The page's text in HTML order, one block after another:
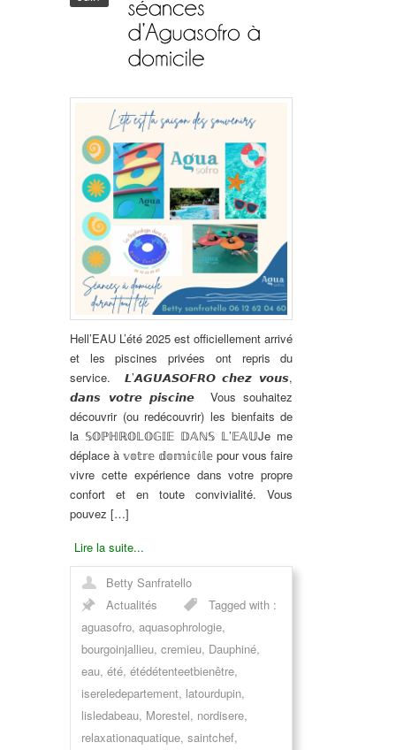
Hell’EAU L’été 2025 est officiellement arrivé
et les piscines privées ont repris du
service.
𝙇’𝘼𝙂𝙐𝘼𝙎𝙊𝙁𝙍𝙊 𝙘𝙝𝙚𝙯 𝙫𝙤𝙪𝙨,
𝙙𝙖𝙣𝙨 𝙫𝙤𝙩𝙧𝙚 𝙥𝙞𝙨𝙘𝙞𝙣𝙚
Vous souhaitez
découvrir (ou redécouvrir) les bienfaits de
la 𝕊𝕆ℙℍℝ𝕆𝕃𝕆𝔾𝕀𝔼 𝔻𝔸ℕ𝕊 𝕃’𝔼𝔸𝕌Je me
déplace à𝕧𝕠𝕥𝕣𝕖 𝕕𝕠𝕞𝕚𝕔𝕚𝕝𝕖 pour vous faire
vivre cette expérience dans votre propre
confort et en toute convivialité. Vous
pouvez […]
Lire la suite...
Betty Sanfratello
Actualités
Tagged with :
aguasofro, aquasophrologie,
bourgoinjallieu, cremieu, Dauphiné,
eau, été, étédétenteetbienêtre,
isereledepartement, latourdupin,
lisledabeau, Morestel, nordisere,
relaxationaquatique, saintchef,